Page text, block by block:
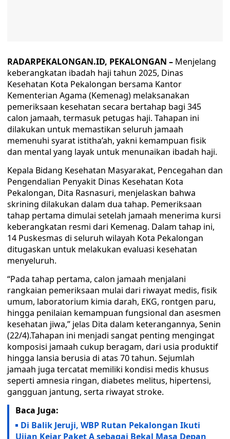
RADARPEKALONGAN.ID, PEKALONGAN – Menjelang
keberangkatan ibadah haji tahun 2025, Dinas
Kesehatan Kota Pekalongan bersama Kantor
Kementerian Agama (Kemenag) melaksanakan
pemeriksaan kesehatan secara bertahap bagi 345
calon jamaah, termasuk petugas haji. Tahapan ini
dilakukan untuk memastikan seluruh jamaah
memenuhi syarat istitha’ah, yakni kemampuan fisik
dan mental yang layak untuk menunaikan ibadah haji.
Kepala Bidang Kesehatan Masyarakat, Pencegahan dan
Pengendalian Penyakit Dinas Kesehatan Kota
Pekalongan, Dita Rasnasuri, menjelaskan bahwa
skrining dilakukan dalam dua tahap. Pemeriksaan
tahap pertama dimulai setelah jamaah menerima kursi
keberangkatan resmi dari Kemenag. Dalam tahap ini,
14 Puskesmas di seluruh wilayah Kota Pekalongan
ditugaskan untuk melakukan evaluasi kesehatan
menyeluruh.
“Pada tahap pertama, calon jamaah menjalani
rangkaian pemeriksaan mulai dari riwayat medis, fisik
umum, laboratorium kimia darah, EKG, rontgen paru,
hingga penilaian kemampuan fungsional dan asesmen
kesehatan jiwa,” jelas Dita dalam keterangannya, Senin
(22/4).Tahapan ini menjadi sangat penting mengingat
komposisi jamaah cukup beragam, dari usia produktif
hingga lansia berusia di atas 70 tahun. Sejumlah
jamaah juga tercatat memiliki kondisi medis khusus
seperti amnesia ringan, diabetes melitus, hipertensi,
gangguan jantung, serta riwayat stroke.
Baca Juga:
Di Balik Jeruji, WBP Rutan Pekalongan Ikuti
Ujian Kejar Paket A sebagai Bekal Masa Depan